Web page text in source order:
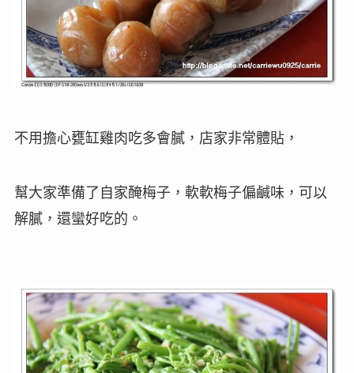
不用擔心甕缸雞肉吃多會膩，店家非常體貼，
幫大家準備了自家醃梅子，軟軟梅子偏鹹味，可以
解膩，還蠻好吃的。